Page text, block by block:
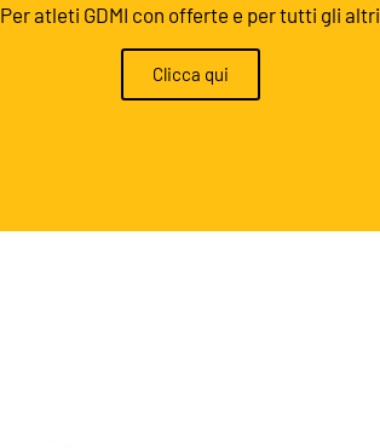
Per atleti GDMI con offerte e per tutti gli altri
Clicca qui